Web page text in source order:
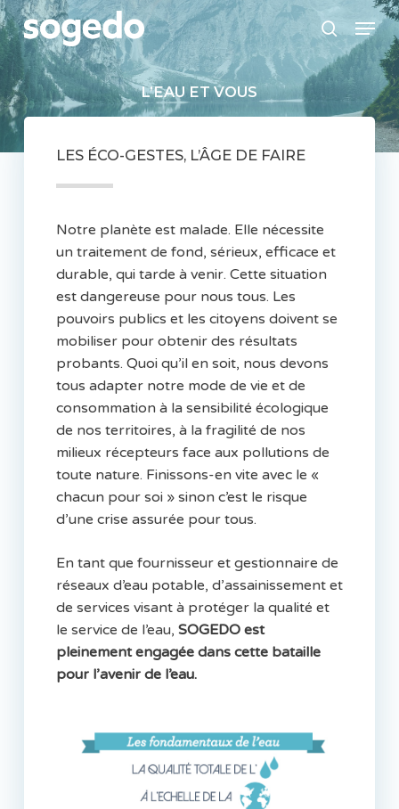
Skip
to
main
content
search
Menu
L’EAU ET VOUS
LES ÉCO-GESTES, L’ÂGE DE FAIRE
Notre planète est malade. Elle nécessite
un traitement de fond, sérieux, efficace et
durable, qui tarde à venir. Cette situation
est dangereuse pour nous tous. Les
pouvoirs publics et les citoyens doivent se
mobiliser pour obtenir des résultats
probants. Quoi qu’il en soit, nous devons
tous adapter notre mode de vie et de
consommation à la sensibilité écologique
de nos territoires, à la fragilité de nos
milieux récepteurs face aux pollutions de
toute nature. Finissons-en vite avec le «
chacun pour soi » sinon c’est le risque
d’une crise assurée pour tous.
En tant que fournisseur et gestionnaire de
réseaux d’eau potable, d’assainissement et
de services visant à protéger la qualité et
le service de l’eau, SOGEDO est
pleinement engagée dans cette bataille
pour l’avenir de l’eau.